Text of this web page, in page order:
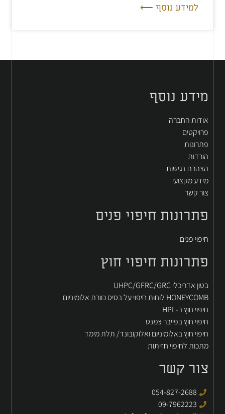
למידע נוסף ⟵
מידע נוסף
אודות החברה
פרויקטים
פתרונות
הורדות
הצהרת נגישות
מידע מקצועי
צור קשר
פתרונות חיפוי פנים
חיפוי פנים
פתרונות חיפוי חוץ
בטון אדריכלי UHPC/GFRC/GRC
HONEYCOMB לוחות חיפוי על בסיס כוורת אלומיניום
חיפוי חוץ ב-HPL
חיפוי חוץ בפייבר צמנט
חיפוי חוץ באלומיניום ואלוקובונד/ תלת מימד
מתכות לחיפוי חזיתות
צור קשר
054-827-2688
09-7962223